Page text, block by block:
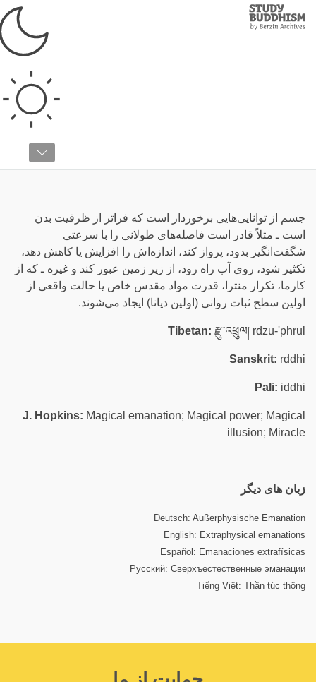
Study
Buddhism
جسم از توانایی‌هایی برخوردار است که فراتر از ظرفیت بدن
است ـ مثلاً قادر است فاصله‌های طولانی را با سرعتی
شگفت‌انگیز بدود، پرواز کند، اندازه‌اش را افزایش یا کاهش دهد،
تکثیر شود، روی آب راه رود، از زیر زمین عبور کند و غیره ـ که از
کارما، تکرار منترا، قدرت مواد مقدس خاص یا حالت واقعی از
اولین سطح ثبات روانی (اولین دیانا) ایجاد می‌شوند.
Tibetan: རྫུ་འཕྲུལ། rdzu-'phrul
Sanskrit: ṛddhi
Pali: iddhi
J. Hopkins: Magical emanation; Magical power; Magical
illusion; Miracle
زبان های دیگر
Deutsch: Außerphysische Emanation
English: Extraphysical emanations
Español: Emanaciones extrafísicas
Русский: Сверхъестественные эманации
Tiếng Việt: Thần túc thông